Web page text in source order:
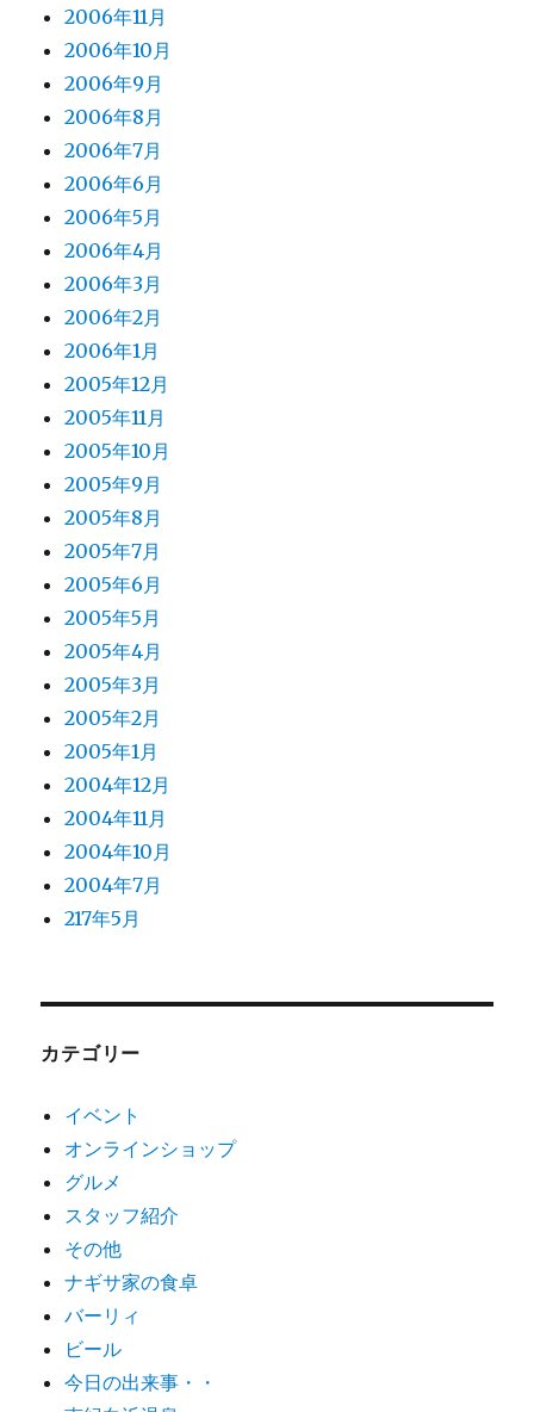
2006年11月
2006年10月
2006年9月
2006年8月
2006年7月
2006年6月
2006年5月
2006年4月
2006年3月
2006年2月
2006年1月
2005年12月
2005年11月
2005年10月
2005年9月
2005年8月
2005年7月
2005年6月
2005年5月
2005年4月
2005年3月
2005年2月
2005年1月
2004年12月
2004年11月
2004年10月
2004年7月
217年5月
カテゴリー
イベント
オンラインショップ
グルメ
スタッフ紹介
その他
ナギサ家の食卓
バーリィ
ビール
今日の出来事・・